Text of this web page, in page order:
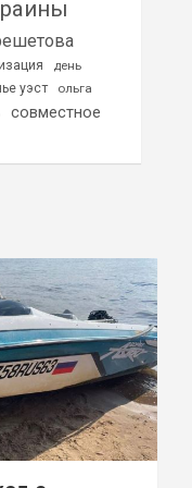
день
уэст
ольга
совместное